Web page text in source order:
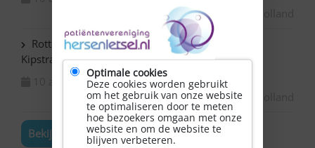
Rotterdam Centrum – NAH bijeenkomst in de
Kipstraat
10 augustus 2026
Zuid-Holland
Bekijk de volledige agenda
Optimale cookies
Deze cookies worden gebruikt
om het gebruik van onze website
te optimaliseren door te meten
hoe bezoekers omgaan met onze
website en om de website te
blijven verbeteren.